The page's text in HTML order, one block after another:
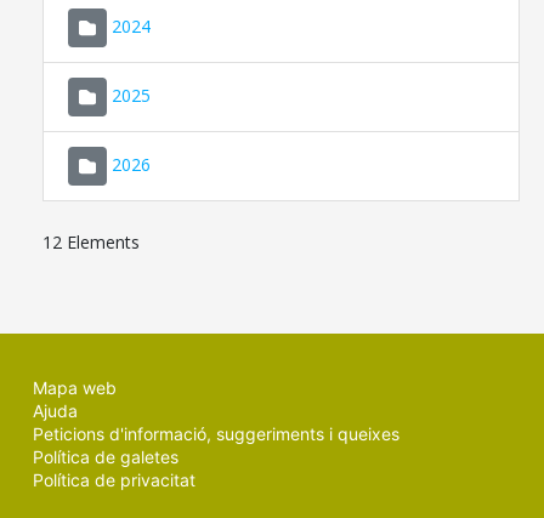
2024
2025
2026
12 Elements
Mapa web
Ajuda
Peticions d'informació, suggeriments i queixes
Política de galetes
Política de privacitat